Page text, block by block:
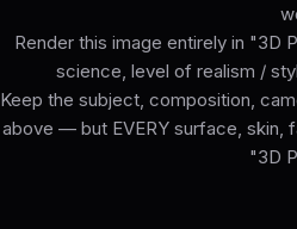
Render this image entirely in "3D
science, level of realism /
Keep the subject, composition,
above — but EVERY surface, skin,
"3D